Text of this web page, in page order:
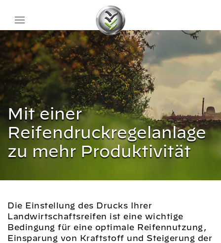
Mit einer
Reifendruckregelanlage
zu mehr Produktivität
Die Einstellung des Drucks Ihrer
Landwirtschaftsreifen ist eine wichtige
Bedingung für eine optimale Reifennutzung,
Einsparung von Kraftstoff und Steigerung der